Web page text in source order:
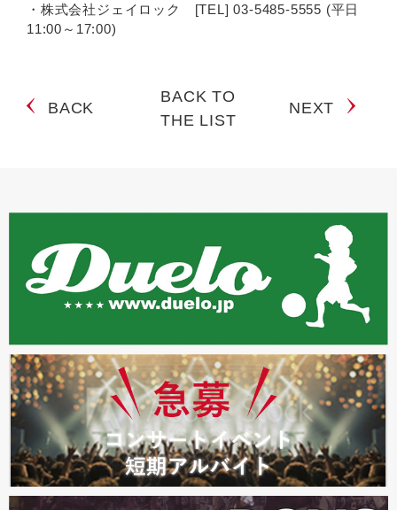
・株式会社ジェイロック [TEL] 03-5485-5555 (平日
11:00～17:00)
BACK
BACK TO
THE LIST
NEXT